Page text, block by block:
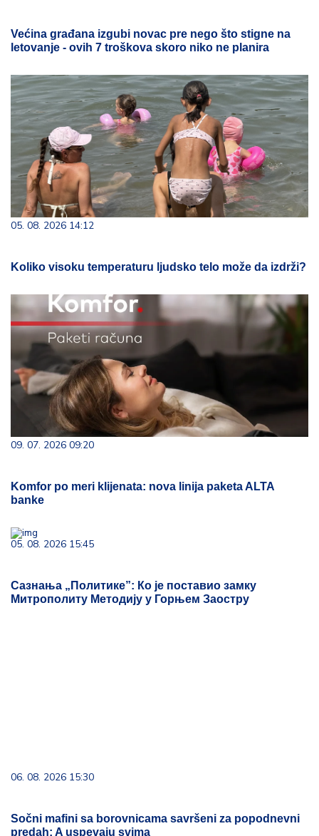
Većina građana izgubi novac pre nego što stigne na
letovanje - ovih 7 troškova skoro niko ne planira
05. 08. 2026 14:12
Koliko visoku temperaturu ljudsko telo može da izdrži?
09. 07. 2026 09:20
Komfor po meri klijenata: nova linija paketa ALTA
banke
05. 08. 2026 15:45
Сазнања „Политике”: Ко је поставио замку
Митрополиту Методију у Горњем Заостру
06. 08. 2026 15:30
Sočni mafini sa borovnicama savršeni za popodnevni
predah: A uspevaju svima